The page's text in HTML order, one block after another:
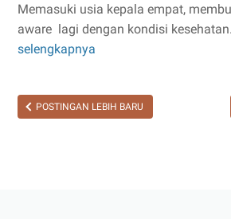
Memasuki usia kepala empat,
aware lagi dengan kondisi
selengkapnya
Optimalkan
dengan
POSTINGAN LEBIH BARU